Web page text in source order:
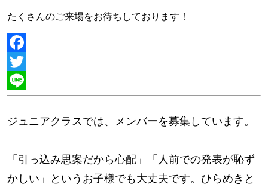
たくさんのご来場をお待ちしております！
Facebook
Twitter
Line
ジュニアクラスでは、メンバーを募集しています。
「引っ込み思案だから心配」「人前での発表が恥ず
かしい」というお子様でも大丈夫です。ひらめきと